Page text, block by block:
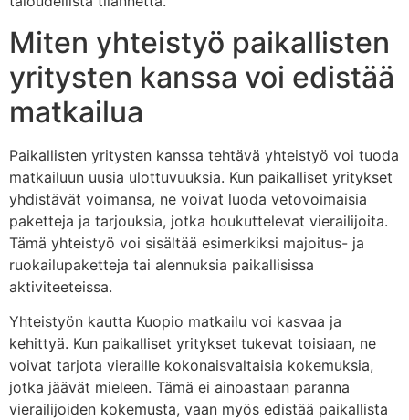
Miten yhteistyö paikallisten
yritysten kanssa voi edistää
matkailua
Paikallisten yritysten kanssa tehtävä yhteistyö voi tuoda
matkailuun uusia ulottuvuuksia. Kun paikalliset yritykset
yhdistävät voimansa, ne voivat luoda vetovoimaisia
paketteja ja tarjouksia, jotka houkuttelevat vierailijoita.
Tämä yhteistyö voi sisältää esimerkiksi majoitus- ja
ruokailupaketteja tai alennuksia paikallisissa
aktiviteeteissa.
Yhteistyön kautta Kuopio matkailu voi kasvaa ja
kehittyä. Kun paikalliset yritykset tukevat toisiaan, ne
voivat tarjota vieraille kokonaisvaltaisia kokemuksia,
jotka jäävät mieleen. Tämä ei ainoastaan paranna
vierailijoiden kokemusta, vaan myös edistää paikallista